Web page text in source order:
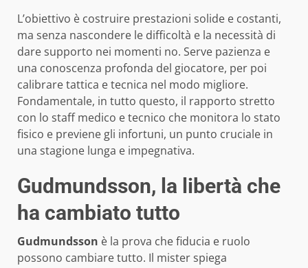
L’obiettivo è costruire prestazioni solide e costanti,
ma senza nascondere le difficoltà e la necessità di
dare supporto nei momenti no. Serve pazienza e
una conoscenza profonda del giocatore, per poi
calibrare tattica e tecnica nel modo migliore.
Fondamentale, in tutto questo, il rapporto stretto
con lo staff medico e tecnico che monitora lo stato
fisico e previene gli infortuni, un punto cruciale in
una stagione lunga e impegnativa.
Gudmundsson, la libertà che
ha cambiato tutto
Gudmundsson è la prova che fiducia e ruolo
possono cambiare tutto. Il mister spiega